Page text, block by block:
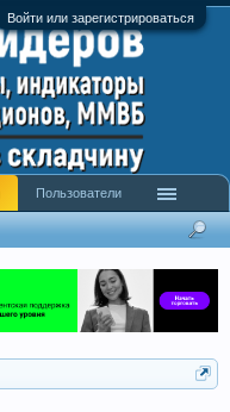
Войти или зарегистрироваться
Пользователи